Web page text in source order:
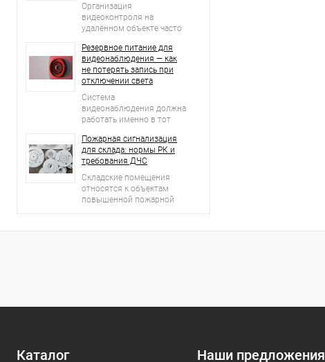
Организация
видеоконтроля на
удалённом объекте часто
вопроса: что делать, если
рядом нет проводного
интернета, стабильной Wi-
Fi-сети и возможности
регулярно подключать
оборудование к
электросети?
Резервное питание для
видеонаблюдения — как
не потерять запись при
отключении света
Система
видеонаблюдения должна
работать именно в тот
нештатная ситуация.
Пожарная сигнализация
для склада: нормы РК и
требования ДЧС
Складские помещения
относятся к объектам
повышенной пожарной
Каталог Наши предложения